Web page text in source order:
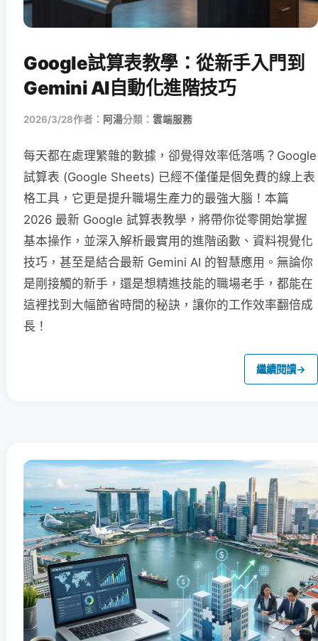
Google試算表教學：從新手入門到
Gemini AI自動化進階技巧
2026/3/28作者： 阿湯分類： 雲端服務
每天都在處理繁雜的數據，卻覺得效率低落嗎？Google
試算表 (Google Sheets) 已經不僅僅是個免費的線上表
格工具，它更是提升職場生產力的最強大腦！本篇
2026 最新 Google 試算表教學，將帶你從零開始掌握
基本操作，並深入解析最實用的進階函數、資料視覺化
技巧，甚至是結合最新 Gemini AI 的智慧應用。無論你
是剛接觸的新手，還是想精進技能的職場老手，都能在
這裡找到大幅節省時間的秘訣，讓你的工作效率翻倍成
長！
繼續閱讀→